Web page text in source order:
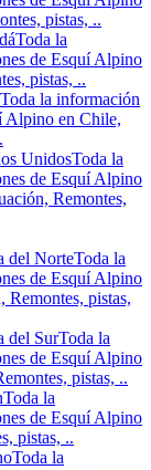
pistas, ..
Toda la
de Esquí Alpino
pistas, ..
Toda la información
Alpino en Chile,
UnidosToda la
de Esquí Alpino
Remontes,
del NorteToda la
de Esquí Alpino
Remontes, pistas,
del SurToda la
de Esquí Alpino
pistas, ..
Toda la
de Esquí Alpino
pistas, ..
Toda la